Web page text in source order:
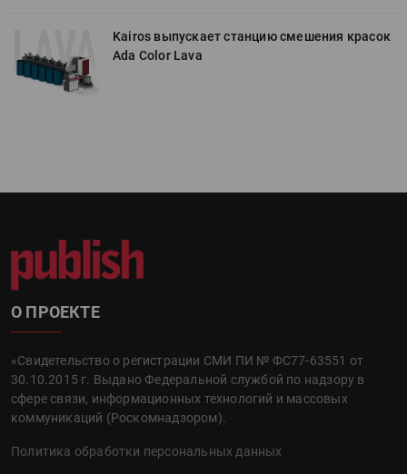
Kairos выпускает станцию смешения красок
Ada Color Lava
О ПРОЕКТЕ
«Свидетельство о регистрации СМИ ПИ № ФС77-63551 от
30.10.2015 г. Выдано Федеральной службой по надзору в
сфере связи, информационных технологий и массовых
коммуникаций (Роскомнадзором).
Политика обработки персональных данных